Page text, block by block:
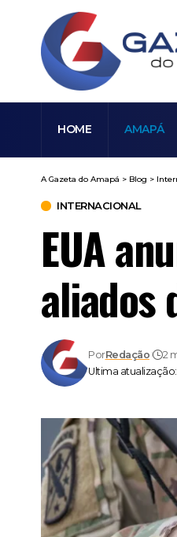
HOME AMAPÁ
A Gazeta do Amapá > Blog >
INTERNACIONAL
EUA
aliados
Ultima
PorRedação 2